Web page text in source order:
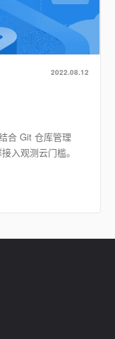
2022.08.12
合 Git 仓库管理
入观测云门槛。